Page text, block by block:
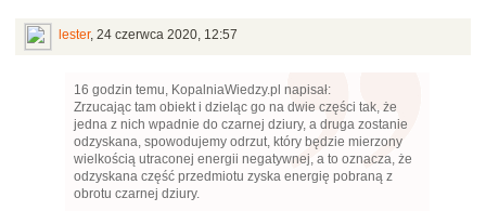
lester, 24 czerwca 2020, 12:57
16 godzin temu, KopalniaWiedzy.pl napisał:
Zrzucając tam obiekt i dzieląc go na dwie części tak, że
jedna z nich wpadnie do czarnej dziury, a druga zostanie
odzyskana, spowodujemy odrzut, który będzie mierzony
wielkością utraconej energii negatywnej, a to oznacza, że
odzyskana część przedmiotu zyska energię pobraną z
obrotu czarnej dziury.